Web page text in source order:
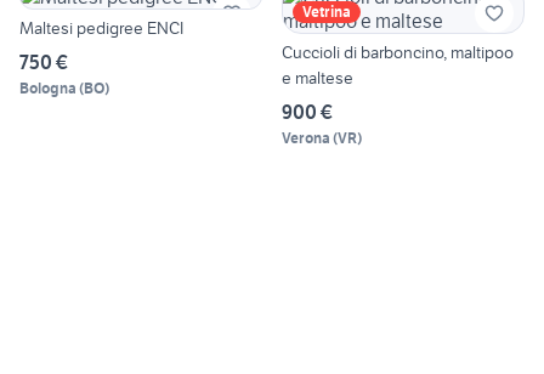
Maltesi pedigree ENCI
750 €
Bologna (BO)
Vetrina
Cuccioli di barboncino, maltipoo
e maltese
900 €
Verona (VR)